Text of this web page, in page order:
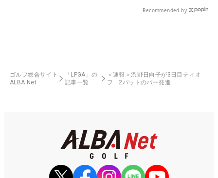
Recommended by
ゴルフ総合サイト
ALBA Net
「LPGA」の
記事一覧
＜速報＞渋野日向子が3日目ティオ
フ 2パットのパー発進